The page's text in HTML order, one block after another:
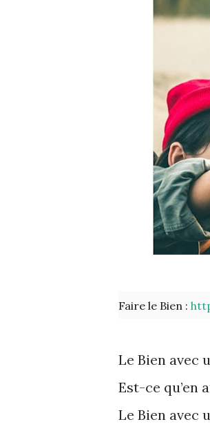
Faire le Bien :
Le Bien avec
Est-ce qu’en
Le Bien avec